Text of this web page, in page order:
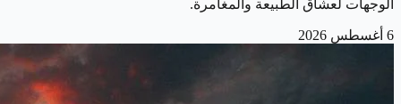
الوجهات لعشاق الطبيعة والمغامرة.
6 أغسطس 2026